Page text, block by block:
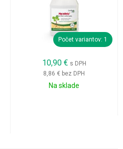
Počet variantov: 1
10,90 € s DPH
8,86 € bez DPH
Na sklade